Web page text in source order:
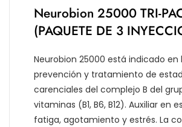
Neurobion 25000 TRI-
(PAQUETE DE 3
Neurobion 25000 está indicado en
prevención y tratamiento de
carenciales del complejo B del
vitaminas (B1, B6, B12). Auxiliar en
fatiga, agotamiento y estrés. La